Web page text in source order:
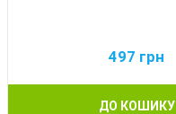
497 грн
ДО КОШИКУ